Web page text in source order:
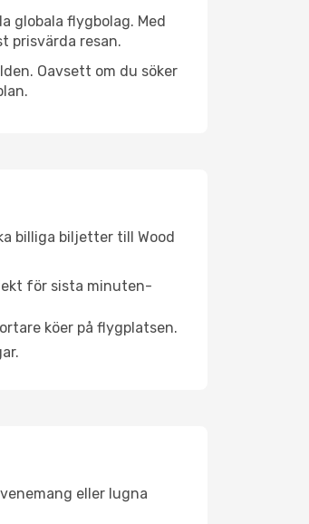
globala flygbolag. Med
prisvärda resan.
Oavsett om du söker
billiga biljetter till Wood
för sista minuten-
köer på flygplatsen.
eller lugna